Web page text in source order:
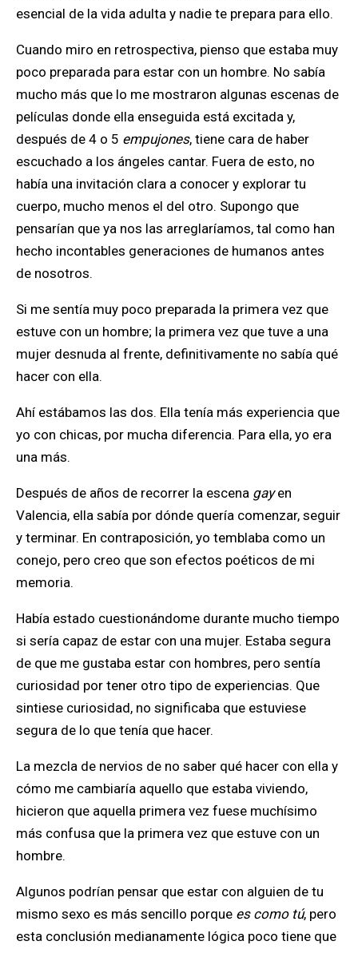
esencial de la vida adulta y nadie te prepara para ello.
Cuando miro en retrospectiva, pienso que estaba muy
poco preparada para estar con un hombre. No sabía
mucho más que lo me mostraron algunas escenas de
películas donde ella enseguida está excitada y,
después de 4 o 5 empujones, tiene cara de haber
escuchado a los ángeles cantar. Fuera de esto, no
había una invitación clara a conocer y explorar tu
cuerpo, mucho menos el del otro. Supongo que
pensarían que ya nos las arreglaríamos, tal como han
hecho incontables generaciones de humanos antes
de nosotros.
Si me sentía muy poco preparada la primera vez que
estuve con un hombre; la primera vez que tuve a una
mujer desnuda al frente, definitivamente no sabía qué
hacer con ella.
Ahí estábamos las dos. Ella tenía más experiencia que
yo con chicas, por mucha diferencia. Para ella, yo era
una más.
Después de años de recorrer la escena gayen
Valencia, ella sabía por dónde quería comenzar, seguir
y terminar. En contraposición, yo temblaba como un
conejo, pero creo que son efectos poéticos de mi
memoria.
Había estado cuestionándome durante mucho tiempo
si sería capaz de estar con una mujer. Estaba segura
de que me gustaba estar con hombres, pero sentía
curiosidad por tener otro tipo de experiencias. Que
sintiese curiosidad, no significaba que estuviese
segura de lo que tenía que hacer.
La mezcla de nervios de no saber qué hacer con ella y
cómo me cambiaría aquello que estaba viviendo,
hicieron que aquella primera vez fuese muchísimo
más confusa que la primera vez que estuve con un
hombre.
Algunos podrían pensar que estar con alguien de tu
mismo sexo es más sencillo porque es como tú, pero
esta conclusión medianamente lógica poco tiene que